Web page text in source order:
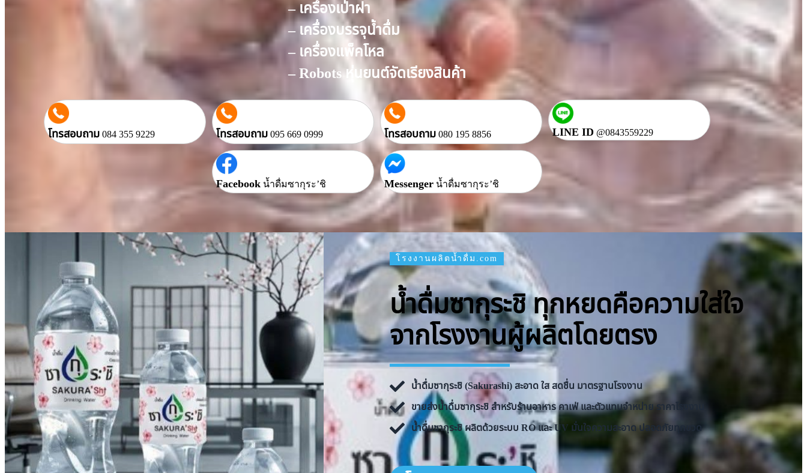
– เครื่องเป่าฝา
– เครื่องบรรจุน้ำดื่ม
– เครื่องแพ็คโหล
– Robots หุ่นยนต์จัดเรียงสินค้า
โทรสอบถาม 084 355 9229 โทรสอบถาม 095 669 0999 โทรสอบถาม 080 195 8856 LINE ID @0843559229
Facebook น้ำดื่มซากุระ’ชิ Messenger น้ำดื่มซากุระ’ชิ
โรงงานผลิตน้ำดื่ม.com
น้ำดื่มซากุระชิ ทุกหยดคือความใส่ใจ
จากโรงงานผู้ผลิตโดยตรง
น้ำดื่มซากุระชิ (Sakurashi) สะอาด ใส สดชื่น มาตรฐานโรงงาน
ขายส่งน้ำดื่มซากุระชิ สำหรับร้านอาหาร คาเฟ่ และตัวแทนจำหน่าย ราคาโรงงาน
น้ำดื่มซากุระชิ ผลิตด้วยระบบ RO และ UV มั่นใจความสะอาด ปลอดภัยทุกขวด